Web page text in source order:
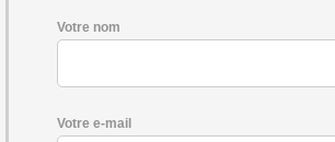
Votre nom
Votre e-mail